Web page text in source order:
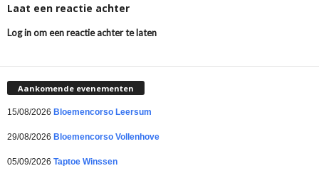
Laat een reactie achter
Log in om een reactie achter te laten
Aankomende evenementen
15/08/2026 Bloemencorso Leersum
29/08/2026 Bloemencorso Vollenhove
05/09/2026 Taptoe Winssen